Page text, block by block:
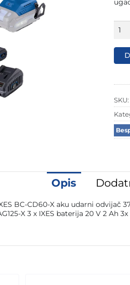
aku
i
aku
SKU:
Opis
BC-CD60-X aku udarni odvijač
X 3 x IXES baterija 20 V 2 Ah